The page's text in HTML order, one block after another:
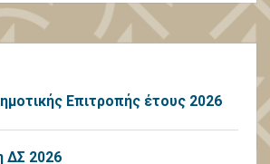
Επιτροπής έτους 2026
ΔΣ 2026